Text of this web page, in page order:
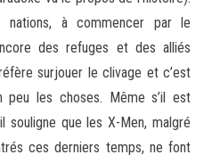
nations, à commencer par le
des refuges et des alliés
surjouer le clivage et c’est
peu les choses. Même s’il est
souligne que les X-Men, malgré
ces derniers temps, ne font